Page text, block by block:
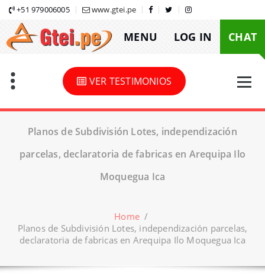
Skip
content
+51 979006005 www.gtei.pe
MENU LOG IN CHAT
VER TESTIMONIOS
Planos de Subdivisión Lotes, independización
parcelas, declaratoria de fabricas en Arequipa Ilo
Moquegua Ica
Home /
Planos de Subdivisión Lotes, independización parcelas,
declaratoria de fabricas en Arequipa Ilo Moquegua Ica